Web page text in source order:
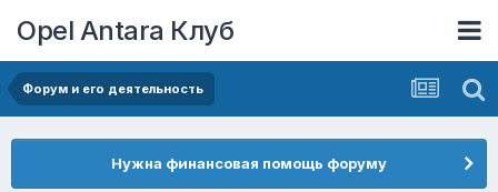
Opel Antara Клуб
Форум и его деятельность
Нужна финансовая помощь форуму